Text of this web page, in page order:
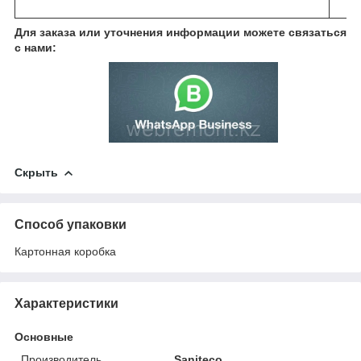
Для заказа или уточнения информации можете связаться
с нами:
Скрыть
Способ упаковки
Картонная коробка
Характеристики
Основные